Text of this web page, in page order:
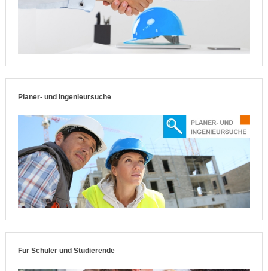
Planer- und Ingenieursuche
Für Schüler und Studierende